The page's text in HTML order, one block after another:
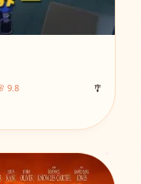
9.8 🎐